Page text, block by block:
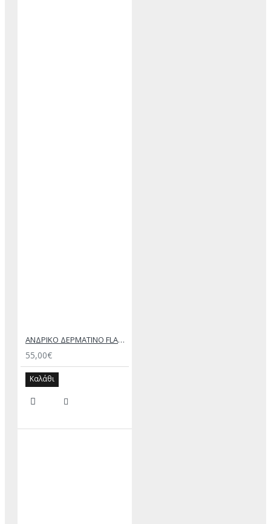
ΑΝΔΡΙΚΟ ΔΕΡΜΑΤΙΝΟ FLAT ΣΑΝΔΑΛΙ ΜΑΥΡΟ ΔΟΥΚΑΣ
55,00€
Καλάθι